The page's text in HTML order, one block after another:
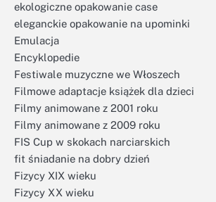
ekologiczne opakowanie case
eleganckie opakowanie na upominki
Emulacja
Encyklopedie
Festiwale muzyczne we Włoszech
Filmowe adaptacje książek dla dzieci
Filmy animowane z 2001 roku
Filmy animowane z 2009 roku
FIS Cup w skokach narciarskich
fit śniadanie na dobry dzień
Fizycy XIX wieku
Fizycy XX wieku